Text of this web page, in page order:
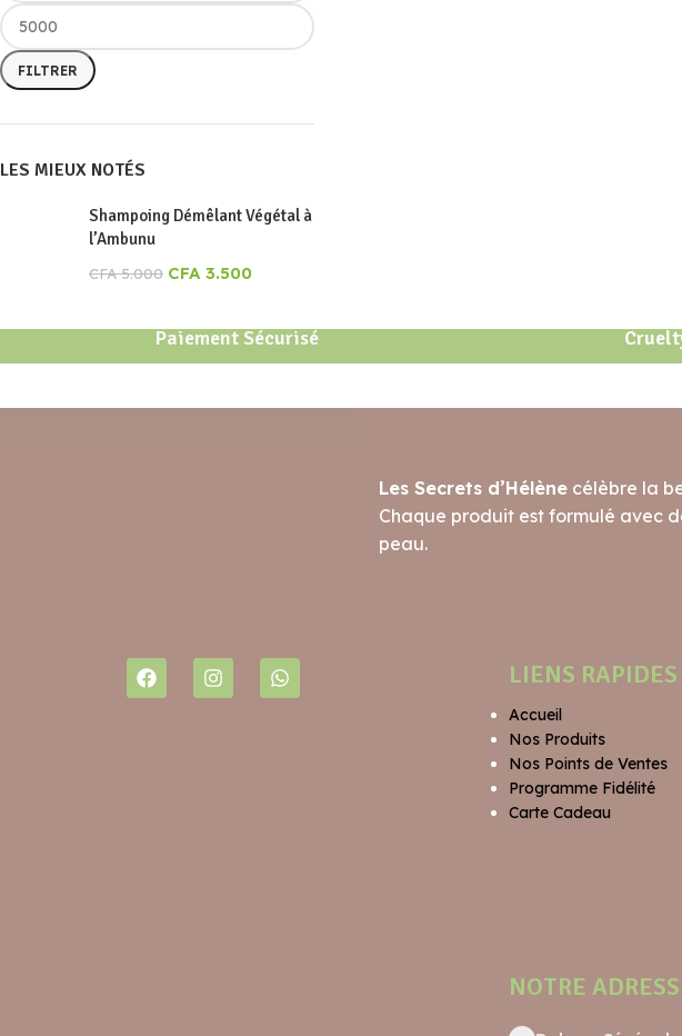
FILTRER
LES MIEUX NOTÉS
Shampoing Démêlant Végétal à
l’Ambunu
CFA5.000 CFA3.500
Paiement Sécurisé
Les Secrets d’Hélène célèbre la
Chaque produit est formulé avec
peau.
LIENS RAPIDES
Accueil
Nos Produits
Nos Points de Ventes
Programme Fidélité
Carte Cadeau
NOTRE